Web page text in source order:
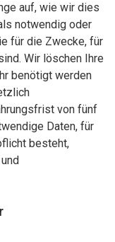
auf, wie wir dies
notwendig oder
für die Zwecke, für
Wir löschen Ihre
benötigt werden
von fünf
Daten, für
besteht,